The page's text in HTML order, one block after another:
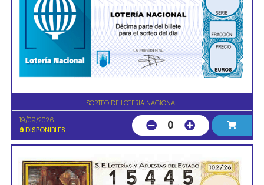
SORTEO DE LOTERIA NACIONAL
19/09/2026
9 DISPONIBLES 0